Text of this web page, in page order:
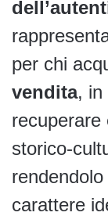
per chi
vendita, in
recuperare
storico-
carattere